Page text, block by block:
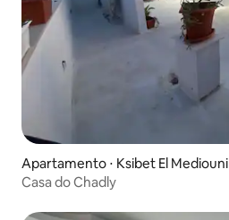
Apartamento ⋅ Ksibet El Mediouni
Casa do Chadly